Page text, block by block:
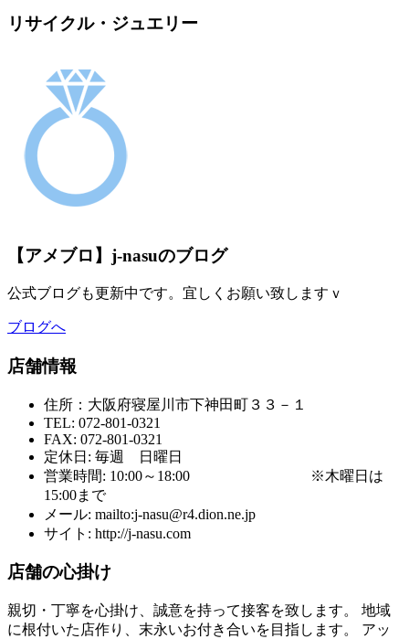
リサイクル・ジュエリー
【アメブロ】j-nasuのブログ
公式ブログも更新中です。宜しくお願い致しますｖ
ブログへ
店舗情報
住所：大阪府寝屋川市下神田町３３－１
TEL: 072-801-0321
FAX: 072-801-0321
定休日: 毎週 日曜日
営業時間: 10:00～18:00 ※木曜日は
15:00まで
メール: mailto:j-nasu@r4.dion.ne.jp
サイト: http://j-nasu.com
店舗の心掛け
親切・丁寧を心掛け、誠意を持って接客を致します。 地域
に根付いた店作り、末永いお付き合いを目指します。 アッ